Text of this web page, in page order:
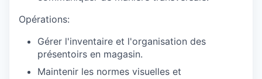
Opérations:
Gérer l'inventaire et l'organisation des
présentoirs en magasin.
Maintenir les normes visuelles et